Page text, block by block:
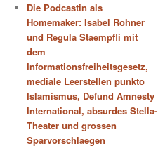
Die Podcastin als
Homemaker: Isabel Rohner
und Regula Staempfli mit
dem
Informationsfreiheitsgesetz,
mediale Leerstellen punkto
Islamismus, Defund Amnesty
International, absurdes Stella-
Theater und grossen
Sparvorschlaegen